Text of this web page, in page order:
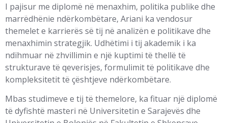
I pajisur me diplomë në menaxhim, politika publike dhe
marrëdhënie ndërkombëtare, Ariani ka vendosur
themelet e karrierës së tij në analizën e politikave dhe
menaxhimin strategjik. Udhëtimi i tij akademik i ka
ndihmuar në zhvillimin e një kuptimi të thellë të
strukturave të qeverisjes, formulimit të politikave dhe
kompleksitetit të çështjeve ndërkombëtare.
Mbas studimeve e tij të themelore, ka fituar një diplomë
të dyfishtë masteri në Universitetin e Sarajevës dhe